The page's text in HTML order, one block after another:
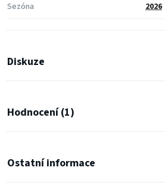
Sezóna
2026
Diskuze
Hodnocení (1)
Ostatní informace